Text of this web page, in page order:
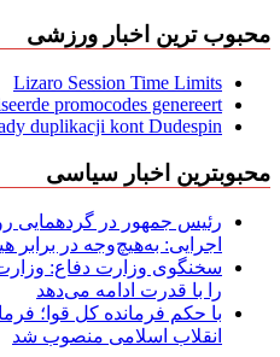
محبوب ترین اخبار ورزشی
Lizaro Session Time Limits
promocodes genereert
duplikacji kont Dudespin
محبوبترین اخبار سیاسی
رئیس جمهور در گردهمایی
اجرایی: به‌هیچ‌وجه در
سخنگوی وزارت دفاع: وزارت
را با قدرت ادامه می‌دهد
با حکم فرمانده کل قوا؛
انقلاب اسلامی منصوب شد